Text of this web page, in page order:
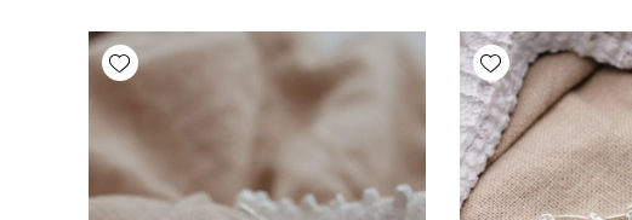
Add wishlist
Add wishlist